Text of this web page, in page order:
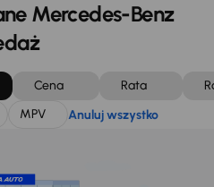
Mercedes-Benz
Cena Rata
MPV Anuluj wszystko